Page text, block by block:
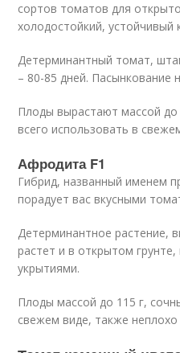
сортов томатов для
холодостойкий,
Детерминантный томат,
– 80-85 дней. Пасынкование
Плоды вырастают массой
всего использовать в
Афродита F1
Гибрид, названный именем
порадует вас вкусными
Детерминантное растение,
растет и в открытом
укрытиями.
Плоды массой до 115 г,
свежем виде, также